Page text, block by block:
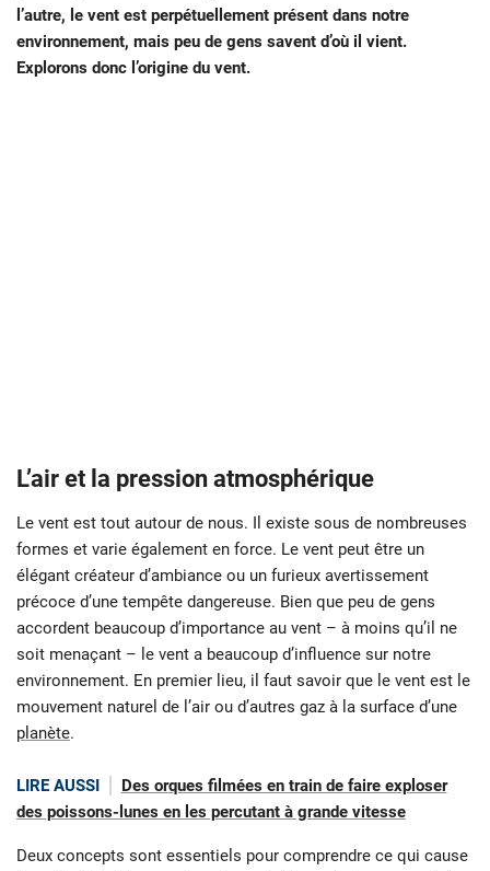
l’autre, le vent est perpétuellement présent dans notre
environnement, mais peu de gens savent d’où il vient.
Explorons donc l’origine du vent.
L’air et la pression atmosphérique
Le vent est tout autour de nous. Il existe sous de nombreuses
formes et varie également en force. Le vent peut être un
élégant créateur d’ambiance ou un furieux avertissement
précoce d’une tempête dangereuse. Bien que peu de gens
accordent beaucoup d’importance au vent – à moins qu’il ne
soit menaçant – le vent a beaucoup d’influence sur notre
environnement. En premier lieu, il faut savoir que le vent est le
mouvement naturel de l’air ou d’autres gaz à la surface d’une
planète.
LIRE AUSSI
Des orques filmées en train de faire exploser
des poissons-lunes en les percutant à grande vitesse
Deux concepts sont essentiels pour comprendre ce qui cause